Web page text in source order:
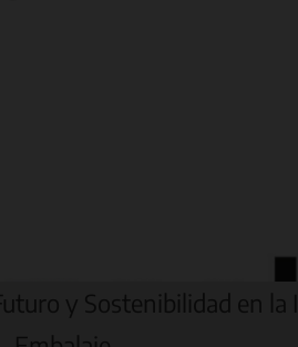
y Sostenibilidad en la